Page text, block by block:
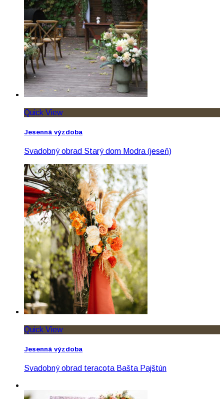
Quick View
Jesenná výzdoba
Svadobný obrad Starý dom Modra (jeseň)
Quick View
Jesenná výzdoba
Svadobný obrad teracota Bašta Pajštún